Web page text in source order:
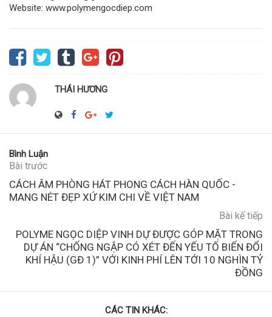
Website: www.polymengocdiep.com
THÁI HƯƠNG
Bình Luận
Bài trước
CÁCH ÂM PHÒNG HÁT PHONG CÁCH HÀN QUỐC -
MANG NÉT ĐẸP XỨ KIM CHI VỀ VIỆT NAM
Bài kế tiếp
POLYME NGỌC DIỆP VINH DỰ ĐƯỢC GÓP MẶT TRONG
DỰ ÁN “CHỐNG NGẬP CÓ XÉT ĐẾN YẾU TỐ BIẾN ĐỔI
KHÍ HẬU (GĐ 1)” VỚI KINH PHÍ LÊN TỚI 10 NGHÌN TỶ
ĐỒNG
CÁC TIN KHÁC: